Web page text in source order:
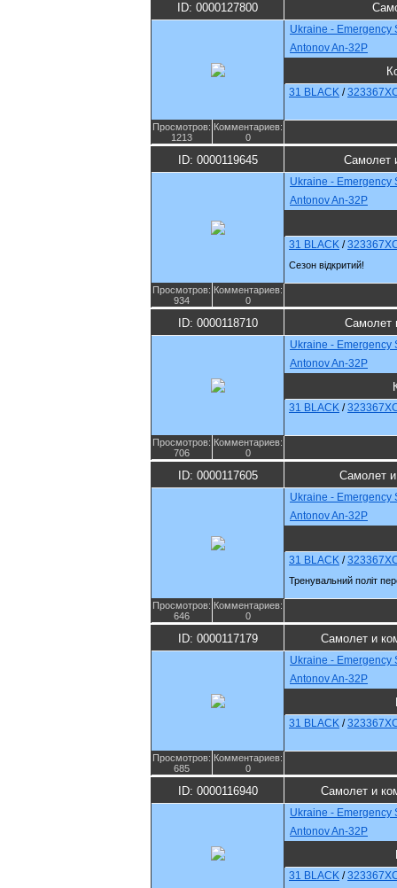
ID: 0000127800
Ukraine - Emergency
Antonov An-32P
31 BLACK /
Просмотров:
1213
Комментариев:
0
ID: 0000119645 Самолет
Ukraine - Emergency
Antonov An-32P
31 BLACK /
Сезон відкритий!
Просмотров:
934
Комментариев:
0
ID: 0000118710 Самолет
Ukraine - Emergency
Antonov An-32P
31 BLACK /
Просмотров:
706
Комментариев:
0
ID: 0000117605 Самолет
Ukraine - Emergency
Antonov An-32P
31 BLACK /
Тренувальний політ
Просмотров:
646
Комментариев:
0
ID: 0000117179 Самолет и
Ukraine - Emergency
Antonov An-32P
31 BLACK /
Просмотров:
685
Комментариев:
0
ID: 0000116940 Самолет и
Ukraine - Emergency
Antonov An-32P
31 BLACK /